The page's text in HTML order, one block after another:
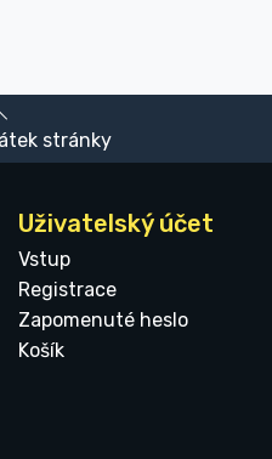
stránky
Uživatelský účet
Vstup
Registrace
Zapomenuté heslo
Košík